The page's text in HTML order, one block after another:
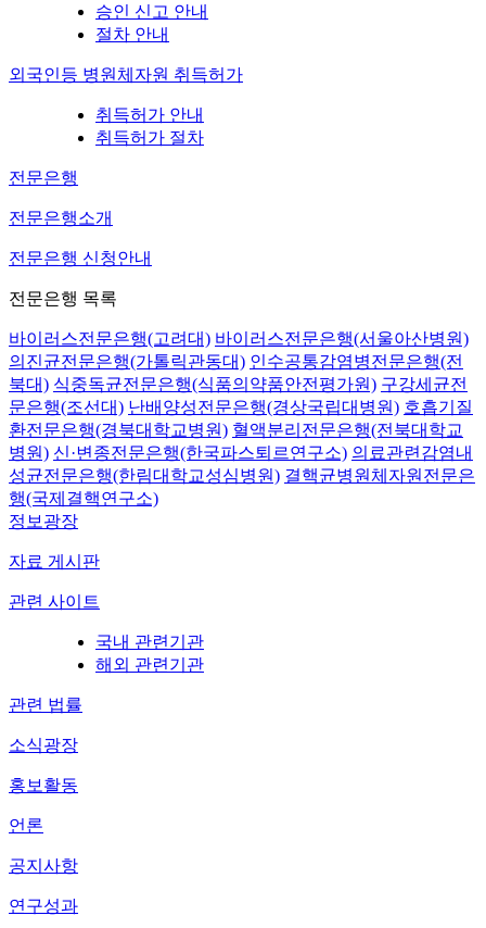
승인 신고 안내
절차 안내
외국인등 병원체자원 취득허가
취득허가 안내
취득허가 절차
전문은행
전문은행소개
전문은행 신청안내
전문은행 목록
바이러스전문은행(고려대) 바이러스전문은행(서울아산병원)
의진균전문은행(가톨릭관동대) 인수공통감염병전문은행(전
북대) 식중독균전문은행(식품의약품안전평가원) 구강세균전
문은행(조선대) 난배양성전문은행(경상국립대병원) 호흡기질
환전문은행(경북대학교병원) 혈액분리전문은행(전북대학교
병원) 신·변종전문은행(한국파스퇴르연구소) 의료관련감염내
성균전문은행(한림대학교성심병원) 결핵균병원체자원전문은
행(국제결핵연구소)
정보광장
자료 게시판
관련 사이트
국내 관련기관
해외 관련기관
관련 법률
소식광장
홍보활동
언론
공지사항
연구성과